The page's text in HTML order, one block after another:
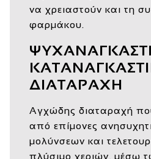
να χρειαστούν και τη
φαρμάκου.
ΔΙΑΤΑΡΑΧΗ
Αγχώδης διαταραχή
από επίμονες
μολύνσεων και
πλύσιμο χεριών, μέσω